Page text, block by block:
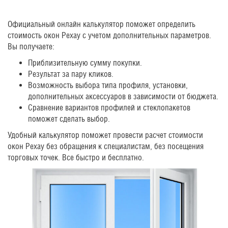
Официальный онлайн калькулятор поможет определить
стоимость окон Рехау с учетом дополнительных параметров.
Вы получаете:
Приблизительную сумму покупки.
Результат за пару кликов.
Возможность выбора типа профиля, установки,
дополнительных аксессуаров в зависимости от бюджета.
Сравнение вариантов профилей и стеклопакетов
поможет сделать выбор.
Удобный калькулятор поможет провести расчет стоимости
окон Рехау без обращения к специалистам, без посещения
торговых точек. Все быстро и бесплатно.